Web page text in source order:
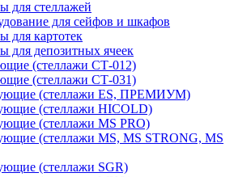
для стеллажей
для сейфов и шкафов
для картотек
для депозитных ячеек
(стеллажи СТ-012)
(стеллажи СТ-031)
(стеллажи ES, ПРЕМИУМ)
(стеллажи HICOLD)
(стеллажи MS PRO)
(стеллажи MS, MS STRONG, MS
(стеллажи SGR)